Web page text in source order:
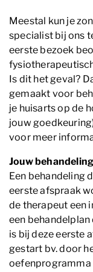
Meestal kun je
specialist bij ons
eerste bezoek
Is dit het geval?
gemaakt voor
je huisarts op de
jouw
voor meer
Jouw behandeling
Een behandeling
eerste afspraak
de therapeut een
een
is bij deze eerste
gestart bv. door
oefenprogramma